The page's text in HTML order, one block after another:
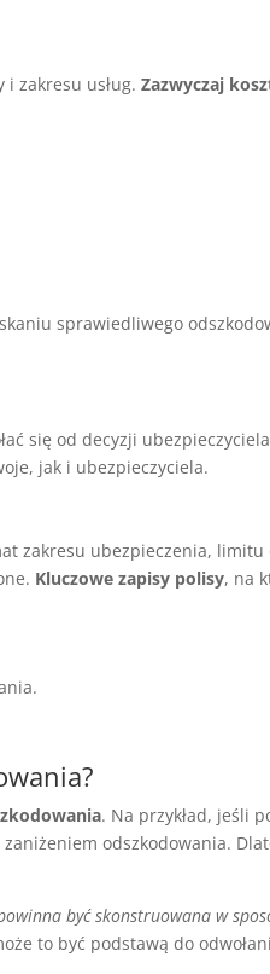
i zakresu usług.Zazwyczaj
sprawiedliwego
się od decyzji
jak i ubezpieczyciela.
zakresu ubezpieczenia,
Kluczowe zapisy polisy, na
. Na przykład, jeśli
odszkodowania.
być skonstruowana w
to być podstawą do